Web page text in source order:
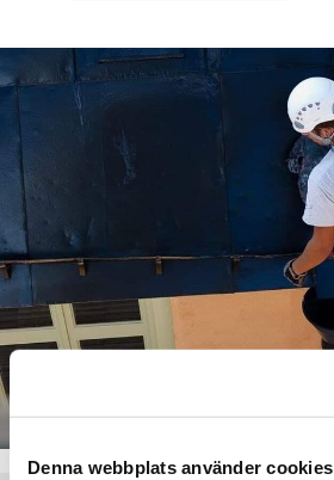
Denna webbplats använder cookies